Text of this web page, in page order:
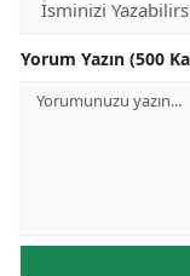
Yorum Yazın (500